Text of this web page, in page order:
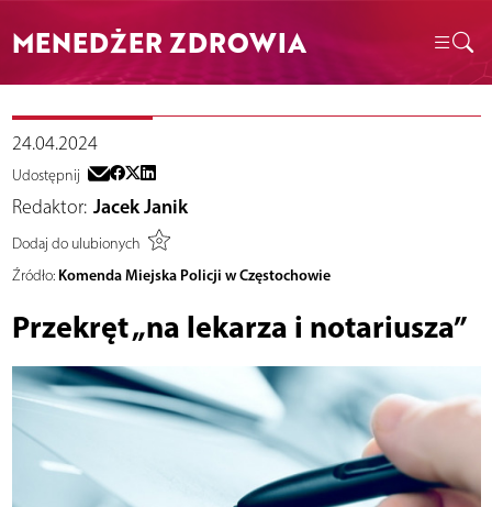
MENEDŻER ZDROWIA
24.04.2024
Udostępnij
Redaktor: Jacek Janik
Dodaj do ulubionych
Źródło: Komenda Miejska Policji w Częstochowie
Przekręt „na lekarza i notariusza”